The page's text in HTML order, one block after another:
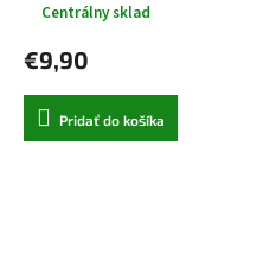
Centrálny sklad
€9,90
Pridať do košíka